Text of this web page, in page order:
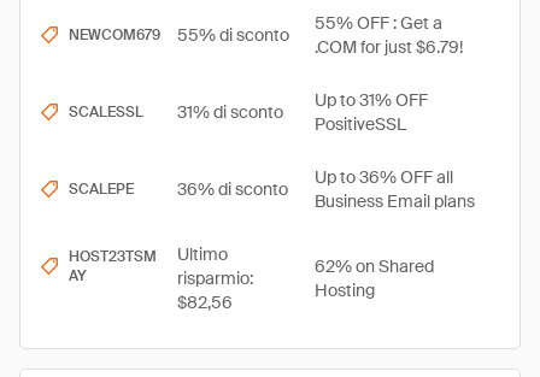
NEWCOM679 55% di sconto
55% OFF : Get a
.COM for just $6.79!
SCALESSL 31% di sconto
Up to 31% OFF
PositiveSSL
SCALEPE 36% di sconto
Up to 36% OFF all
Business Email plans
HOST23TSM
AY
Ultimo
risparmio:
$82,56
62% on Shared
Hosting